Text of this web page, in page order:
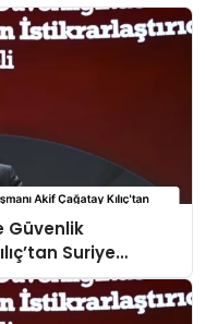
Güvenlik
Suriye